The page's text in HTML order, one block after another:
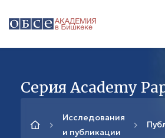
Серия Academy
Исследования
и публикации